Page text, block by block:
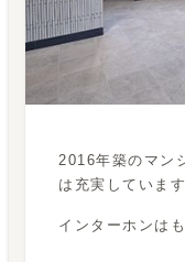
2016年築のマン
は充実しています
インターホンは